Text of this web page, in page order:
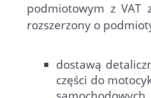
podmiotowym z VAT
rozszerzony o
dostawą
części do